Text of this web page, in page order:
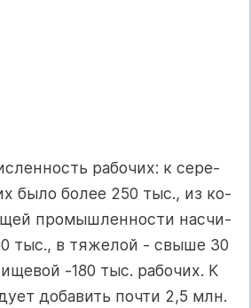
ра­бо­чих: к се­ре­
бы­ло бо­лее 250 тыс., из ко­
про­мыш­лен­нос­ти нас­чи­
тыс., в тя­же­лой - свы­ше 30
-180 тыс. ра­бо­чих. К
до­ба­вить поч­ти 2,5 млн.